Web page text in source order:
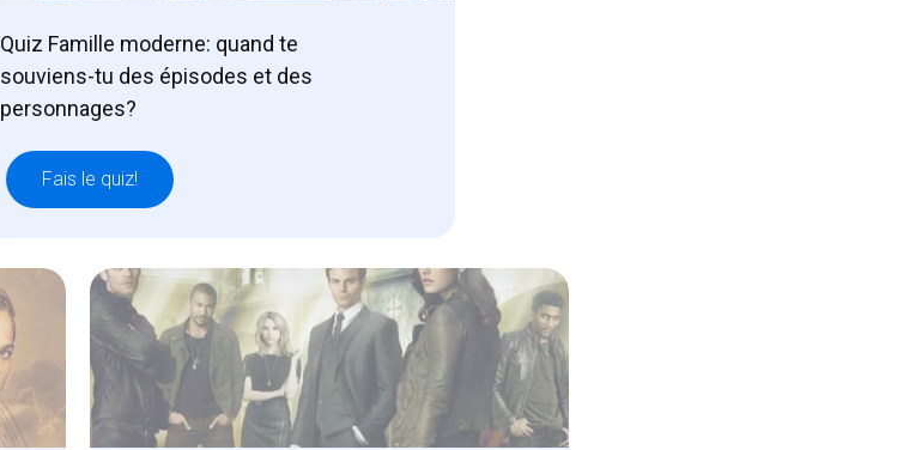
Quiz Famille moderne: quand te
souviens-tu des épisodes et des
personnages?
Fais le quiz!